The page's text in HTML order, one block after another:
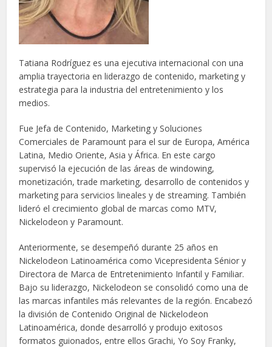
Tatiana Rodríguez es una ejecutiva internacional con una
amplia trayectoria en liderazgo de contenido, marketing y
estrategia para la industria del entretenimiento y los
medios.
Fue Jefa de Contenido, Marketing y Soluciones
Comerciales de Paramount para el sur de Europa, América
Latina, Medio Oriente, Asia y África. En este cargo
supervisó la ejecución de las áreas de windowing,
monetización, trade marketing, desarrollo de contenidos y
marketing para servicios lineales y de streaming. También
lideró el crecimiento global de marcas como MTV,
Nickelodeon y Paramount.
Anteriormente, se desempeñó durante 25 años en
Nickelodeon Latinoamérica como Vicepresidenta Sénior y
Directora de Marca de Entretenimiento Infantil y Familiar.
Bajo su liderazgo, Nickelodeon se consolidó como una de
las marcas infantiles más relevantes de la región. Encabezó
la división de Contenido Original de Nickelodeon
Latinoamérica, donde desarrolló y produjo exitosos
formatos guionados, entre ellos Grachi, Yo Soy Franky,